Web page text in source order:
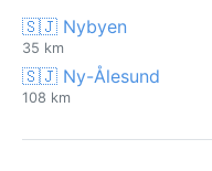
🇸🇯 Nybyen
35 km
🇸🇯 Ny-Ålesund
108 km